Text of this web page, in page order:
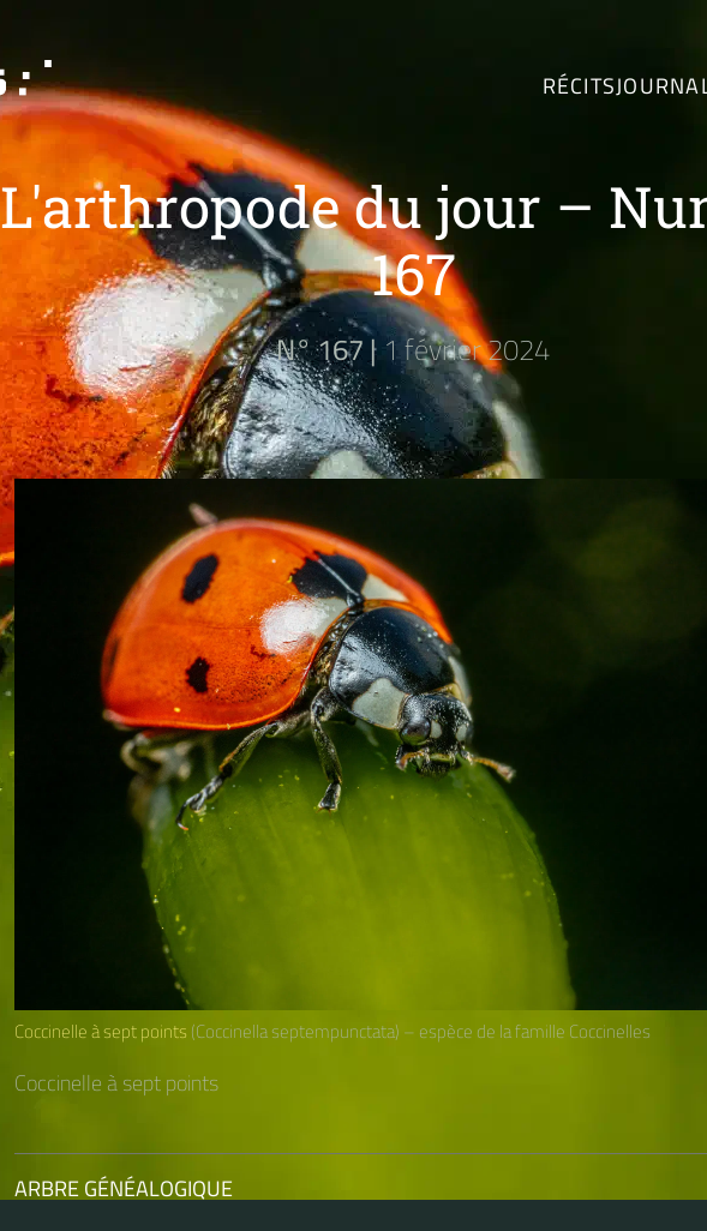
RÉCITS
L'arthropode du jour –
167
N° 167 |1 février 2024
Coccinelle à sept points (Coccinella septempunctata) – espèce de la famille Coccinelles
Coccinelle à sept points
ARBRE GÉNÉALOGIQUE